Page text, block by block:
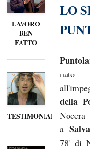
LAVORO
BEN
FATTO
TESTIMONIANZE
LO
nato
della
Nocera
a
78' di